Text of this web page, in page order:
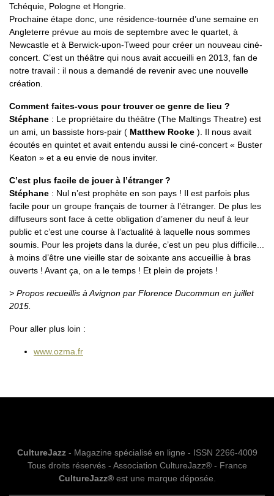
Tchéquie, Pologne et Hongrie.
Prochaine étape donc, une résidence-tournée d’une semaine en
Angleterre prévue au mois de septembre avec le quartet, à
Newcastle et à Berwick-upon-Tweed pour créer un nouveau ciné-
concert. C’est un théâtre qui nous avait accueilli en 2013, fan de
notre travail : il nous a demandé de revenir avec une nouvelle
création.
Comment faites-vous pour trouver ce genre de lieu ?
Stéphane : Le propriétaire du théâtre (The Maltings Theatre) est
un ami, un bassiste hors-pair ( Matthew Rooke ). Il nous avait
écoutés en quintet et avait entendu aussi le ciné-concert « Buster
Keaton » et a eu envie de nous inviter.
C’est plus facile de jouer à l’étranger ?
Stéphane : Nul n’est prophète en son pays ! Il est parfois plus
facile pour un groupe français de tourner à l’étranger. De plus les
diffuseurs sont face à cette obligation d’amener du neuf à leur
public et c’est une course à l’actualité à laquelle nous sommes
soumis. Pour les projets dans la durée, c’est un peu plus difficile...
à moins d’être une vieille star de soixante ans accueillie à bras
ouverts ! Avant ça, on a le temps ! Et plein de projets !
> Propos recueillis à Avignon par Florence Ducommun en juillet
2015.
Pour aller plus loin :
www.ozma.fr
CultureJazz- Magazine spécialisé en ligne - ISSN 2266-4009
Tous droits réservés - Association CultureJazz® - France
CultureJazz®est une marque déposée.